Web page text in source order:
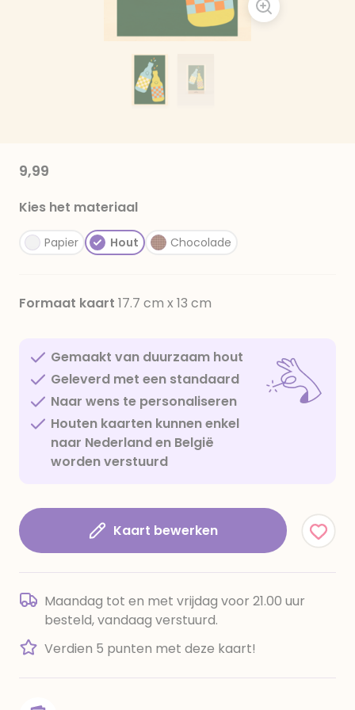
9,99
Kies het materiaal
Papier Hout Chocolade
Formaat kaart 17.7 cm x 13 cm
Gemaakt van duurzaam hout
Geleverd met een standaard
Naar wens te personaliseren
Houten kaarten kunnen enkel
naar Nederland en België
worden verstuurd
Kaart bewerken
Maandag tot en met vrijdag voor 21.00 uur
besteld, vandaag verstuurd.
Verdien 5 punten met deze kaart!